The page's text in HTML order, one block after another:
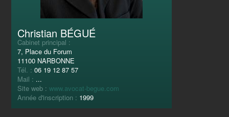
Christian BÉGUÉ
Cabinet principal :
7, Place du Forum
11100 NARBONNE
Tél. :06 19 12 87 57
Mail : ...
Site web :www.avocat-begue.com
Année d'inscription : 1999